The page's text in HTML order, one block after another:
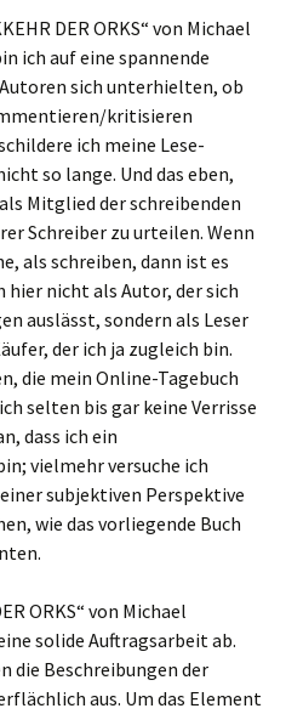
DER ORKS“ von Michael
ich auf eine spannende
sich unterhielten, ob
kritisieren
ich meine Lese-
so lange. Und das eben,
Mitglied der schreibenden
Schreiber zu urteilen. Wenn
als schreiben, dann ist es
hier nicht als Autor, der sich
auslässt, sondern als Leser
der ich ja zugleich bin.
die mein Online-Tagebuch
selten bis gar keine Verrisse
dass ich ein
vielmehr versuche ich
subjektiven Perspektive
wie das vorliegende Buch
ORKS“ von Michael
solide Auftragsarbeit ab.
die Beschreibungen der
aus. Um das Element